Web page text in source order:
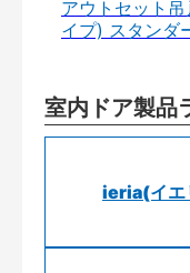
アウトセット
イプ) スタンダ
室内ドア製品
ieria(イエ